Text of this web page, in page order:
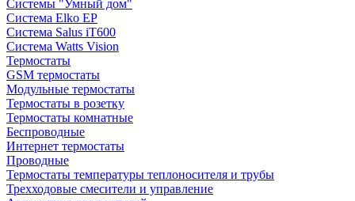
Системы "Умный дом"
Система Elko EP
Система Salus iT600
Система Watts Vision
Термостаты
GSM термостаты
Модульные термостаты
Термостаты в розетку
Термостаты комнатные
Беспроводные
Интернет термостаты
Проводные
Термостаты температуры теплоносителя и трубы
Трехходовые смесители и управление